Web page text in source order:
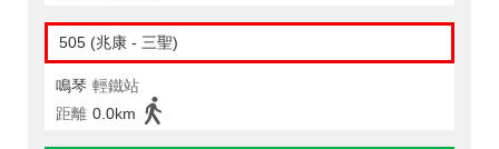
505 (兆康 - 三聖)
鳴琴 輕鐵站
距離 0.0km